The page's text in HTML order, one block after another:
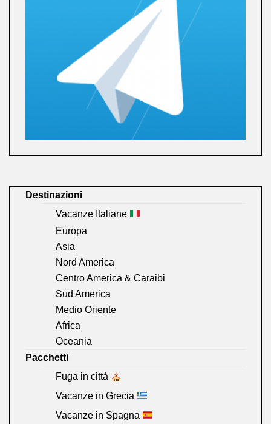
Destinazioni
Vacanze Italiane
Europa
Asia
Nord America
Centro America & Caraibi
Sud America
Medio Oriente
Africa
Oceania
Pacchetti
Fuga in città
Vacanze in Grecia
Vacanze in Spagna